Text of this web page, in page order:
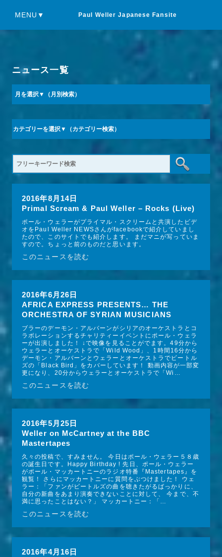
MENU▼ Paul Weller Japanese Fansite
ニュース一覧
2016年8月14日
Primal Scream & Paul Weller – Rocks (Live)
ポール・ウェラーがプライマル・スクリームと共演したビデ
オをPaul Weller NEWSさんがfacebookで紹介していまし
たので、このサイトでも紹介します。 まだマニが写っていま
すので。ちょっと前のものだと思います。
このニュースを読む
2016年6月26日
AFRICA EXPRESS PRESENTS… THE
ORCHESTRA OF SYRIAN MUSICIANS
ブラーのデーモン・アルバーンがシリアのオーケストラとコ
ラボレーションするチャリティーイベントにポール・ウェラ
ーが出演しました！ ↓で映像を見ることがでます。49分から
ウェラーとオーケストラで「Wild Wood」、1時間16分から
デーモン・アルバーンとウェラーとオーケストラでビートル
ズの「Black Bird」をカバーしています！ 動画内容が一部変
更になり、20分からウェラーとオーケストラで「Wi…
このニュースを読む
2016年5月25日
Weller on McCartney at the BBC
Mastertapes
久々の投稿で、すみません。 今日はポール・ウェラー５８歳
の誕生日です。Happy Birthday ! 先日、ポール・ウェラー
がポール・マッカートニーのラジオ特番『Mastertapes』を
観覧！ さらにマッカートニーに質問をぶつけました！ ウェ
ラー：「ファンがビートルズの曲を聴きたがるばっかりに、
自分の新曲をあまり演奏できないことに対して、 今まで、不
満に思ったことはない？」 マッカートニー：「…
このニュースを読む
2016年4月16日